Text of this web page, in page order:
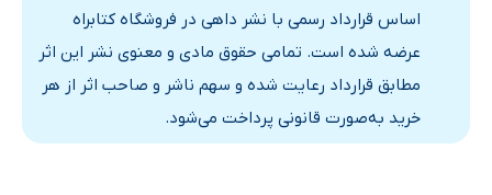
اساس قرارداد رسمی با نشر داهی در فروشگاه کتابراه
عرضه شده است. تمامی حقوق مادی و معنوی نشر این اثر
مطابق قرارداد رعایت شده و سهم ناشر و صاحب اثر از هر
خرید به‌صورت قانونی پرداخت می‌شود.